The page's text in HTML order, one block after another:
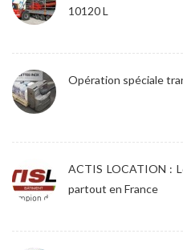
10120 L
Opération spéciale
ACTIS LOCATION :
partout en France